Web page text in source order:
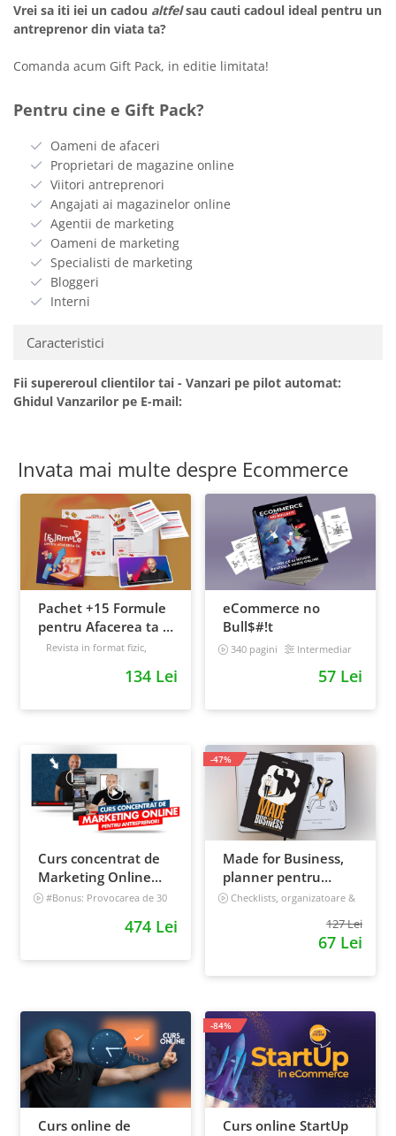
Vrei sa iti iei un cadou altfelsau cauti cadoul ideal pentru un
antreprenor din viata ta?
Comanda acum Gift Pack, in editie limitata!
Pentru cine e Gift Pack?
Oameni de afaceri
Proprietari de magazine online
Viitori antreprenori
Angajati ai magazinelor online
Agentii de marketing
Oameni de marketing
Specialisti de marketing
Bloggeri
Interni
Caracteristici
Fii supereroul clientilor tai - Vanzari pe pilot automat:
Ghidul Vanzarilor pe E-mail:
Invata mai multe despre Ecommerce
Pachet +15 Formule
pentru Afacerea ta +
Prompt-uri dedicate
Revista in format fizic,
134 Lei
eCommerce no
Bull$#!t
340 pagini Intermediar
57 Lei
Curs concentrat de
Marketing Online
pentru antreprenori
#Bonus: Provocarea de 30
474 Lei
Made for Business,
planner pentru
afaceri & viata,
Checklists, organizatoare &
127 Lei
67 Lei
-47%
Curs online de
Curs online StartUp
-84%